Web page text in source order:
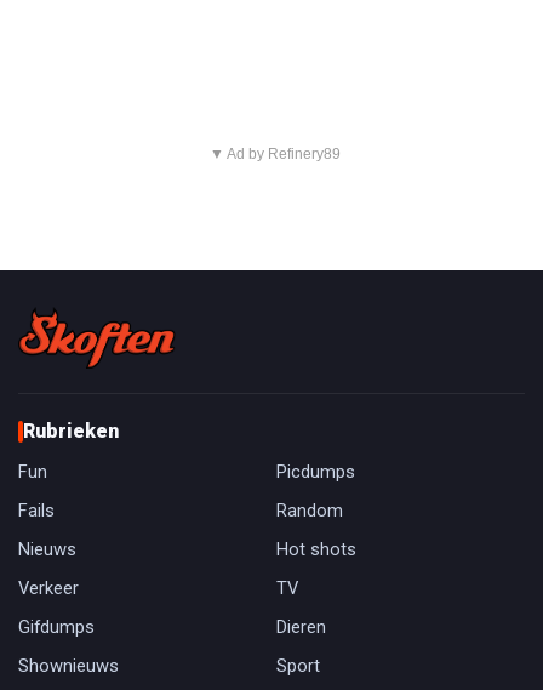
▼ Ad by Refinery89
Rubrieken
Fun
Picdumps
Fails
Random
Nieuws
Hot shots
Verkeer
TV
Gifdumps
Dieren
Shownieuws
Sport